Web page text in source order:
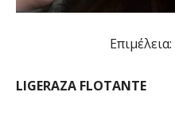
Επιμέλεια:
LIGERAZA FLOTANTE